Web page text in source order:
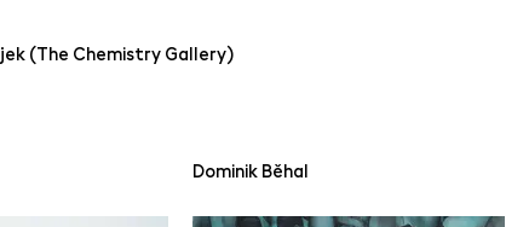
(The Chemistry Gallery)
Dominik Běhal